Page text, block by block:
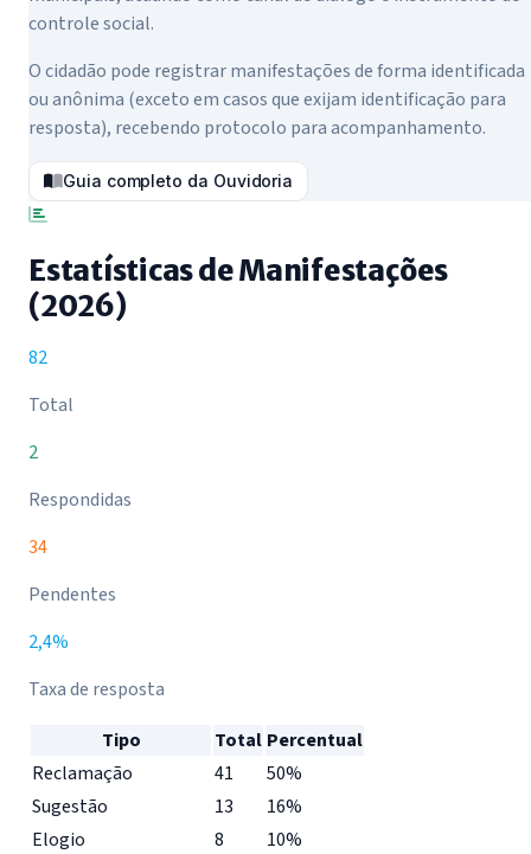
controle social.
O cidadão pode registrar manifestações de forma identificada
ou anônima (exceto em casos que exijam identificação para
resposta), recebendo protocolo para acompanhamento.
Guia completo da Ouvidoria
Estatísticas de Manifestações
(2026)
82
Total
2
Respondidas
34
Pendentes
2,4%
Taxa de resposta
Tipo
Total Percentual
Reclamação
41
50%
Sugestão
13
16%
Elogio
8
10%